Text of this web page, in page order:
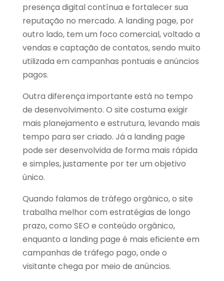
presença digital contínua e fortalecer sua
reputação no mercado. A landing page, por
outro lado, tem um foco comercial, voltado a
vendas e captação de contatos, sendo muito
utilizada em campanhas pontuais e anúncios
pagos.
Outra diferença importante está no tempo
de desenvolvimento. O site costuma exigir
mais planejamento e estrutura, levando mais
tempo para ser criado. Já a landing page
pode ser desenvolvida de forma mais rápida
e simples, justamente por ter um objetivo
único.
Quando falamos de tráfego orgânico, o site
trabalha melhor com estratégias de longo
prazo, como SEO e conteúdo orgânico,
enquanto a landing page é mais eficiente em
campanhas de tráfego pago, onde o
visitante chega por meio de anúncios.